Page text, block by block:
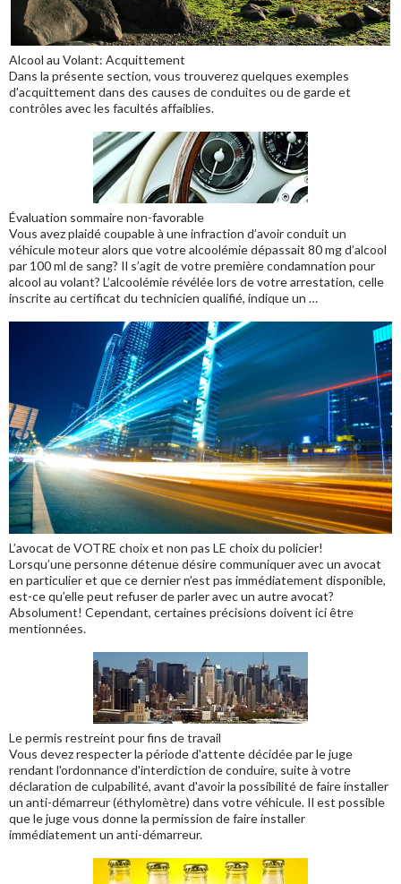
Alcool au Volant: Acquittement
Dans la présente section, vous trouverez quelques exemples
d'acquittement dans des causes de conduites ou de garde et
contrôles avec les facultés affaiblies.
Évaluation sommaire non-favorable
Vous avez plaidé coupable à une infraction d’avoir conduit un
véhicule moteur alors que votre alcoolémie dépassait 80 mg d’alcool
par 100 ml de sang? Il s’agit de votre première condamnation pour
alcool au volant? L’alcoolémie révélée lors de votre arrestation, celle
inscrite au certificat du technicien qualifié, indique un …
L’avocat de VOTRE choix et non pas LE choix du policier!
Lorsqu’une personne détenue désire communiquer avec un avocat
en particulier et que ce dernier n’est pas immédiatement disponible,
est-ce qu’elle peut refuser de parler avec un autre avocat?
Absolument! Cependant, certaines précisions doivent ici être
mentionnées.
Le permis restreint pour fins de travail
Vous devez respecter la période d'attente décidée par le juge
rendant l'ordonnance d'interdiction de conduire, suite à votre
déclaration de culpabilité, avant d'avoir la possibilité de faire installer
un anti-démarreur (éthylomètre) dans votre véhicule. Il est possible
que le juge vous donne la permission de faire installer
immédiatement un anti-démarreur.